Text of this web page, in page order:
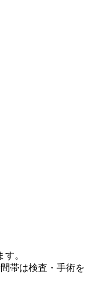
。
帯は検査・手術を